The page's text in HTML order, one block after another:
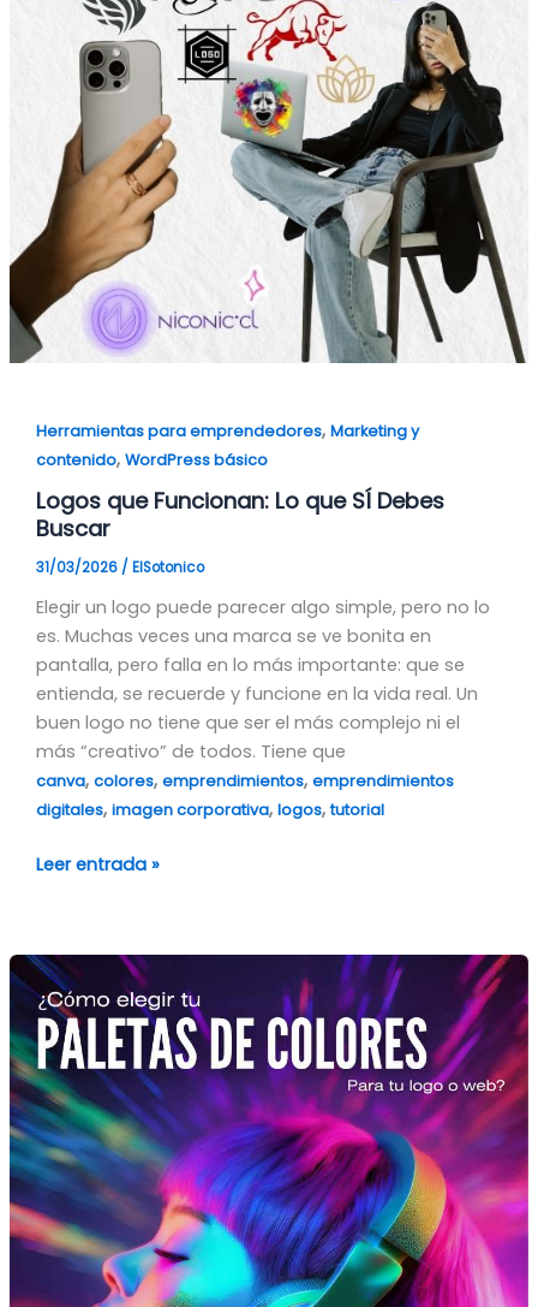
Herramientas para emprendedores, Marketing y
contenido, WordPress básico
Logos que Funcionan: Lo que SÍ Debes
Buscar
31/03/2026 / ElSotonico
Elegir un logo puede parecer algo simple, pero no lo
es. Muchas veces una marca se ve bonita en
pantalla, pero falla en lo más importante: que se
entienda, se recuerde y funcione en la vida real. Un
buen logo no tiene que ser el más complejo ni el
más “creativo” de todos. Tiene que
canva, colores, emprendimientos, emprendimientos
digitales, imagen corporativa, logos, tutorial
Leer entrada »
Paletas
de
Colores:
Cómo
Elegir
las
que
Vendan
Tu
Producto